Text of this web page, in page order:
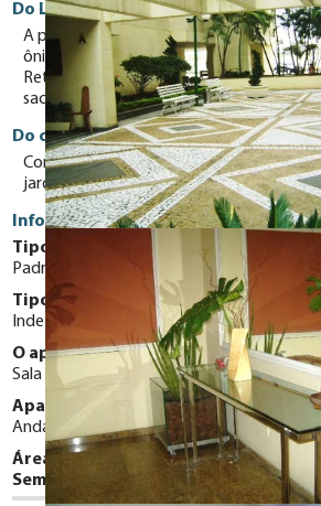
Do Local
A poucos metros da Av.Rio Branco e do
ônibus, a poucos metros do Teatro Porto
Retiro. Região com boas opções em
sacolão, farmácias e muito mais.
Do condomínio
Condomínio construído pela Cyrela, 02
jardim, prédio muito bem cuidado.
Informações Gerais
Tipo do Apartamento:
Padrão
Tipo de Vaga:
Indeterminadas
O apartamento possui:
Sala de Estar Área de serviço
Apartamento Localizado em:
Andar Baixo
Área de Lazer:
Sem mobília